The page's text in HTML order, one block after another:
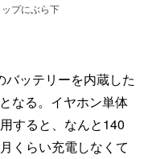
プにぶら下
ッテリーを内蔵した
なる。イヤホン単体
すると、なんと140
くらい充電しなくて